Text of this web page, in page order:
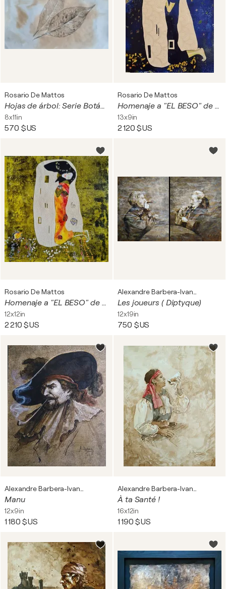
Rosario De Mattos
Hojas de árbol: Serie Botánica N 8
8x11in
570 $US
Rosario De Mattos
Homenaje a "EL BESO" de Klimt 22 03
13x9in
2 120 $US
Rosario De Mattos
Homenaje a "EL BESO" de Klimt 22 02
12x12in
2 210 $US
Les joueurs ( Diptyque)
12x19in
750 $US
Manu
12x9in
1 180 $US
À ta Santé !
16x12in
1 190 $US